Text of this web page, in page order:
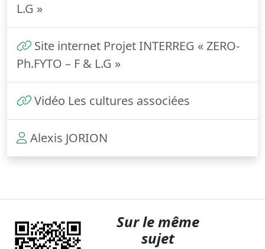
L.G »
Site internet Projet INTERREG « ZERO-
Ph.FYTO – F & L.G »
Vidéo Les cultures associées
Alexis JORION
Sur le même
sujet